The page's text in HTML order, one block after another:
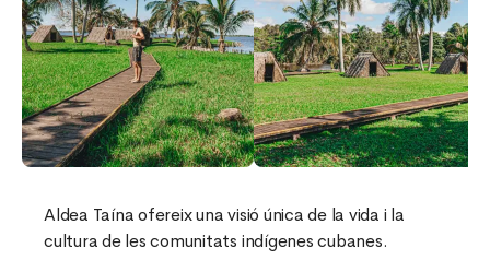
Aldea Taína ofereix una visió única de la vida i la
cultura de les comunitats indígenes cubanes.